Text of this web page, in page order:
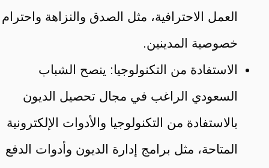
العمل الاحترافية، مثل الصدق والنزاهة واحترام
خصوصية المدينين.
الاستفادة من التكنولوجيا: ينصح الشباب
السعودي الراغب في مجال تحصيل الديون
بالاستفادة من التكنولوجيا والأدوات الإلكترونية
المتاحة، مثل برامج إدارة الديون وأدوات الدفع